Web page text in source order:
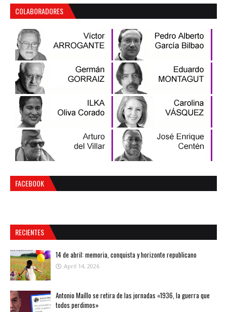
COLABORADORES
FACEBOOK
RECIENTES
14 de abril: memoria, conquista y horizonte republicano
April 14, 2026
Antonio Maíllo se retira de las jornadas «1936, la guerra que
todos perdimos»